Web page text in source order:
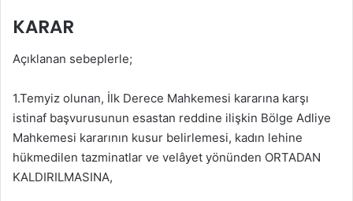
KARAR
Açıklanan sebeplerle;
1.Temyiz olunan, İlk Derece Mahkemesi kararına karşı
istinaf başvurusunun esastan reddine ilişkin Bölge Adliye
Mahkemesi kararının kusur belirlemesi, kadın lehine
hükmedilen tazminatlar ve velâyet yönünden ORTADAN
KALDIRILMASINA,